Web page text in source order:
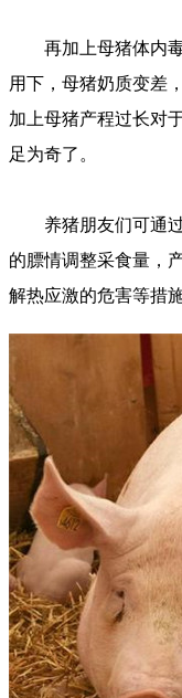
再加上母猪体内毒
用下，母猪奶质变差
加上母猪产程过长对
足为奇了。
养猪朋友们可通过
的膘情调整采食量，
解热应激的危害等措